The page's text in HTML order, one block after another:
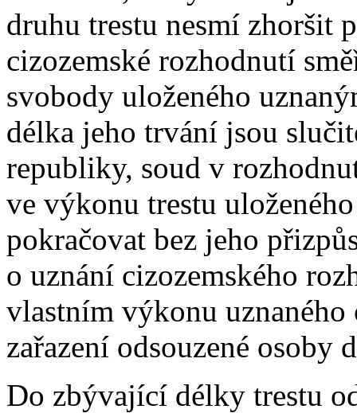
druhu trestu nesmí zhoršit
cizozemské rozhodnutí
svobody uloženého
délka jeho trvání jsou
republiky, soud v
ve výkonu trestu
pokračovat bez jeho
o uznání cizozemského
vlastním výkonu
zařazení odsouzené
Do zbývající délky trestu